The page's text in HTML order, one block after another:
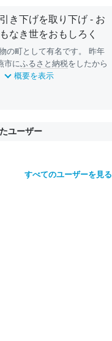
き下げを取り下げ - お
なき世をおもしろく
の町として有名です。 昨年
市にふるさと納税をしたから
概要を表示
ユーザー
すべてのユーザーを見る